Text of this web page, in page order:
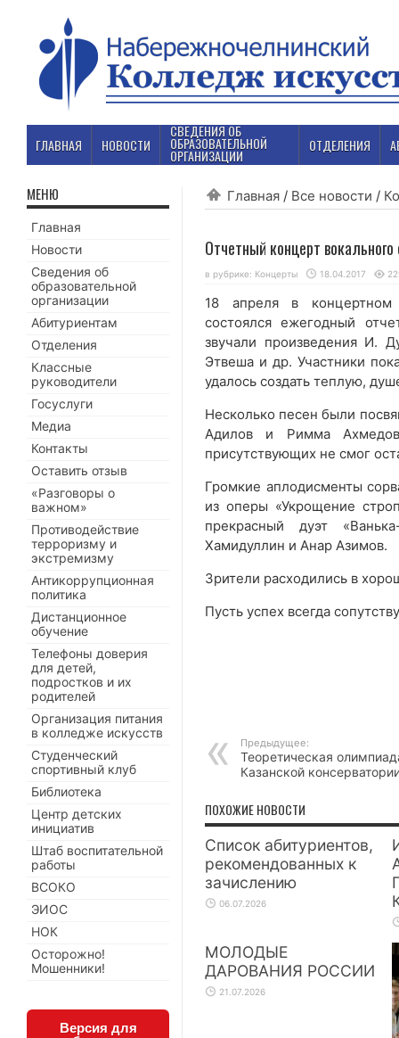
ГЛАВНАЯ НОВОСТИ
СВЕДЕНИЯ ОБ
ОБРАЗОВАТЕЛЬНОЙ
ОРГАНИЗАЦИИ
ОТДЕЛЕНИЯ
Главная / Все новости /
Отчетный концерт
в рубрике: Концерты 18.04.2017
18 апреля в концертном
состоялся ежегодный
звучали произведения И.
Этвеша и др. Участники
удалось создать теплую,
Несколько песен были
Адилов и Римма
присутствующих не смог
Громкие аплодисменты
из оперы «Укрощение
прекрасный дуэт
Хамидуллин и Анар Азимов.
Зрители расходились в
Пусть успех всегда
Предыдущее:
Теоретическая
Казанской
ПОХОЖИЕ НОВОСТИ
Список абитуриентов,
рекомендованных к
зачислению
06.07.2026
МОЛОДЫЕ
ДАРОВАНИЯ РОССИИ
21.07.2026
МЕНЮ
Главная
Новости
Сведения об
образовательной
организации
Абитуриентам
Отделения
Классные
руководители
Госуслуги
Медиа
Контакты
Оставить отзыв
«Разговоры о
важном»
Противодействие
терроризму и
экстремизму
Антикоррупционная
политика
Дистанционное
обучение
Телефоны доверия
для детей,
подростков и их
родителей
Организация питания
в колледже искусств
Студенческий
спортивный клуб
Библиотека
Центр детских
инициатив
Штаб воспитательной
работы
ВСОКО
ЭИОС
НОК
Осторожно!
Мошенники!
Версия для